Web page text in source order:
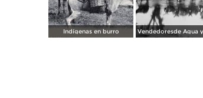
Indígenas en burro